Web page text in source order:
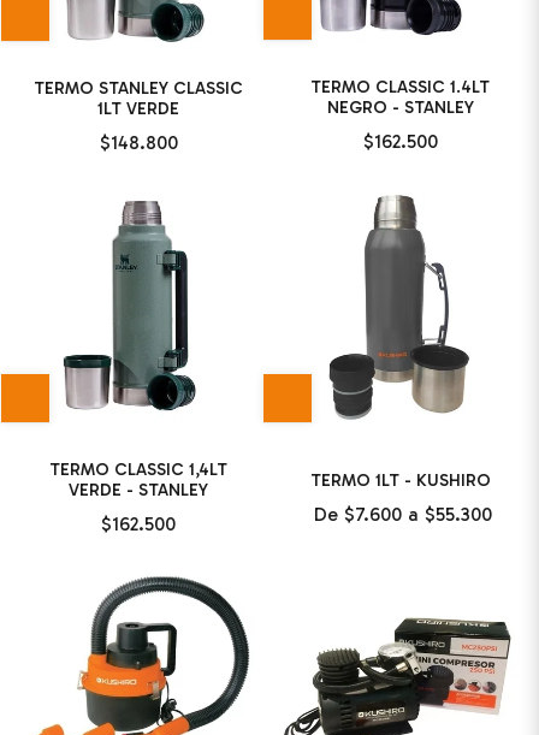
TERMO STANLEY CLASSIC
1LT VERDE
$148.800
TERMO CLASSIC 1.4LT
NEGRO - STANLEY
$162.500
TERMO CLASSIC 1,4LT
VERDE - STANLEY
$162.500
TERMO 1LT - KUSHIRO
De $7.600 a $55.300